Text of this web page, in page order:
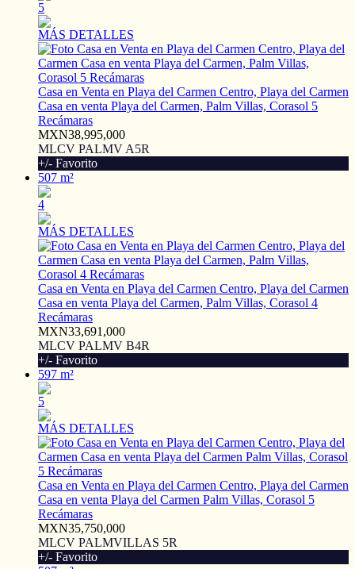
5
MÁS DETALLES
Casa en Venta en Playa del Carmen Centro, Playa del Carmen
Casa en venta Playa del Carmen, Palm Villas, Corasol 5
Recámaras
MXN38,995,000
MLCV PALMV A5R
+/- Favorito
507 m²
4
MÁS DETALLES
Casa en Venta en Playa del Carmen Centro, Playa del Carmen
Casa en venta Playa del Carmen, Palm Villas, Corasol 4
Recámaras
MXN33,691,000
MLCV PALMV B4R
+/- Favorito
597 m²
5
MÁS DETALLES
Casa en Venta en Playa del Carmen Centro, Playa del Carmen
Casa en venta Playa del Carmen Palm Villas, Corasol 5
Recámaras
MXN35,750,000
MLCV PALMVILLAS 5R
+/- Favorito